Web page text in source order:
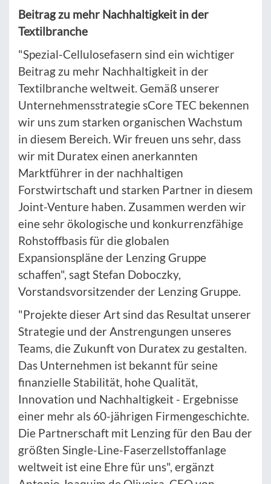
Beitrag zu mehr Nachhaltigkeit in der
Textilbranche
"Spezial-Cellulosefasern sind ein wichtiger
Beitrag zu mehr Nachhaltigkeit in der
Textilbranche weltweit. Gemäß unserer
Unternehmensstrategie sCore TEC bekennen
wir uns zum starken organischen Wachstum
in diesem Bereich. Wir freuen uns sehr, dass
wir mit Duratex einen anerkannten
Marktführer in der nachhaltigen
Forstwirtschaft und starken Partner in diesem
Joint-Venture haben. Zusammen werden wir
eine sehr ökologische und konkurrenzfähige
Rohstoffbasis für die globalen
Expansionspläne der Lenzing Gruppe
schaffen", sagt Stefan Doboczky,
Vorstandsvorsitzender der Lenzing Gruppe.
"Projekte dieser Art sind das Resultat unserer
Strategie und der Anstrengungen unseres
Teams, die Zukunft von Duratex zu gestalten.
Das Unternehmen ist bekannt für seine
finanzielle Stabilität, hohe Qualität,
Innovation und Nachhaltigkeit - Ergebnisse
einer mehr als 60-jährigen Firmengeschichte.
Die Partnerschaft mit Lenzing für den Bau der
größten Single-Line-Faserzellstoffanlage
weltweit ist eine Ehre für uns", ergänzt